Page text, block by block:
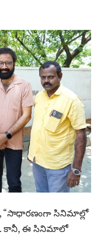
“సాధారణంగా సినిమాల్లో
కానీ, ఈ సినిమాలో